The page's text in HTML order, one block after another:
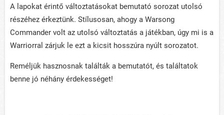
A lapokat érintő változtatásokat bemutató sorozat utolsó
részéhez érkeztünk. Stílusosan, ahogy a Warsong
Commander volt az utolsó változtatás a játékban, úgy mi is a
Warriorral zárjuk le ezt a kicsit hosszúra nyúlt sorozatot.
Reméljük hasznosnak találták a bemutatót, és találtatok
benne jó néhány érdekességet!